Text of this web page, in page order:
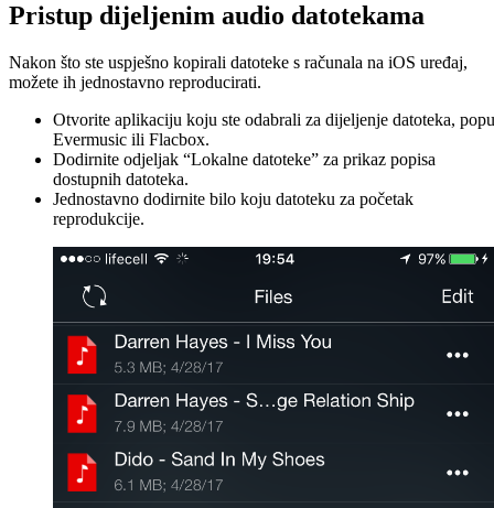
Pristup dijeljenim audio datotekama
Nakon što ste uspješno kopirali datoteke s računala na iOS uređaj,
možete ih jednostavno reproducirati.
Otvorite aplikaciju koju ste odabrali za dijeljenje datoteka,
Evermusic ili Flacbox.
Dodirnite odjeljak “Lokalne datoteke” za prikaz popisa
dostupnih datoteka.
Jednostavno dodirnite bilo koju datoteku za početak
reprodukcije.